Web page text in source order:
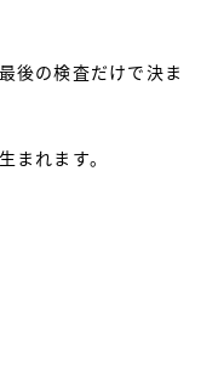
後の検査だけで決ま
まれます。